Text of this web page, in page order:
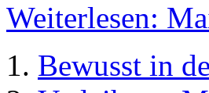
Weiterlesen:
Bewusst in